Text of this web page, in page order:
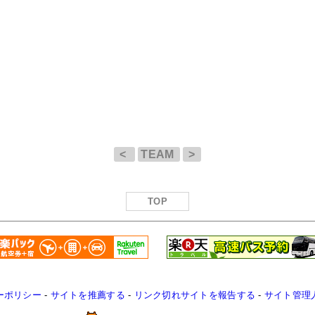
< TEAM >
TOP
ポリシー - サイトを推薦する - リンク切れサイトを報告する - サイト管理